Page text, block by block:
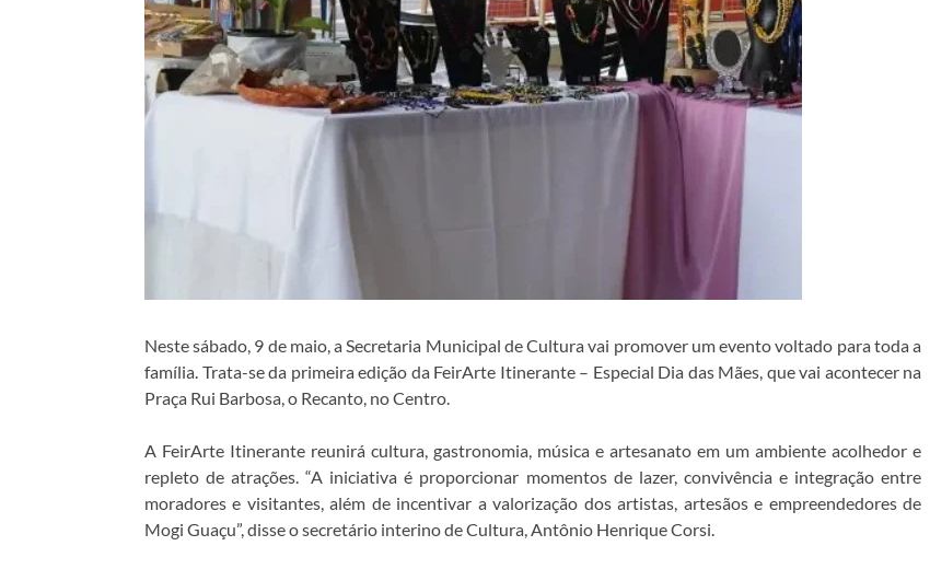
Neste sábado, 9 de maio, a Secretaria Municipal de Cultura vai promover um evento voltado para toda a
família. Trata-se da primeira edição da FeirArte Itinerante – Especial Dia das Mães, que vai acontecer na
Praça Rui Barbosa, o Recanto, no Centro.
A FeirArte Itinerante reunirá cultura, gastronomia, música e artesanato em um ambiente acolhedor e
repleto de atrações. “A iniciativa é proporcionar momentos de lazer, convivência e integração entre
moradores e visitantes, além de incentivar a valorização dos artistas, artesãos e empreendedores de
Mogi Guaçu”, disse o secretário interino de Cultura, Antônio Henrique Corsi.